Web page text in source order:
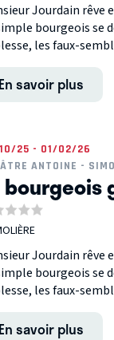
Jourdain rêve
bourgeois se
les faux-
En savoir plus
25 - 01/02/26
ANTOINE -
bourgeois
Jourdain rêve
bourgeois se
les faux-
En savoir plus